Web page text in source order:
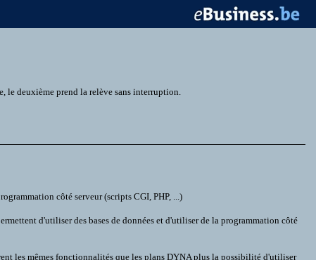
le deuxième prend la relève sans interruption.
côté serveur (scripts CGI, PHP, ...)
d'utiliser des bases de données et d'utiliser de la programmation côté
les mêmes fonctionnalités que les plans DYNA plus la possibilité d'utiliser